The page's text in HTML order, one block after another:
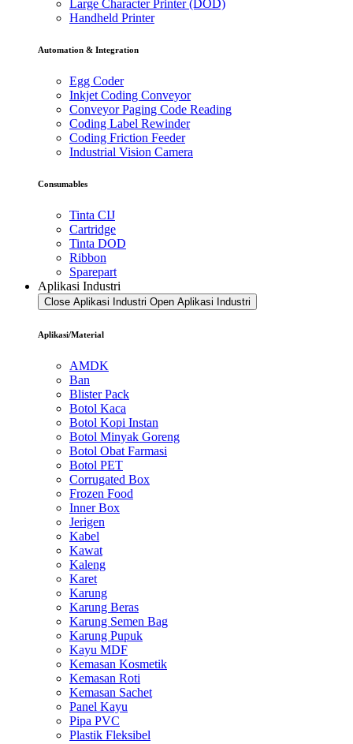
Large Character Printer (DOD)
Handheld Printer
Automation & Integration
Egg Coder
Inkjet Coding Conveyor
Conveyor Paging Code Reading
Coding Label Rewinder
Coding Friction Feeder
Industrial Vision Camera
Consumables
Tinta CIJ
Cartridge
Tinta DOD
Ribbon
Sparepart
Aplikasi Industri
Close Aplikasi Industri Open Aplikasi Industri
Aplikasi/Material
AMDK
Ban
Blister Pack
Botol Kaca
Botol Kopi Instan
Botol Minyak Goreng
Botol Obat Farmasi
Botol PET
Corrugated Box
Frozen Food
Inner Box
Jerigen
Kabel
Kawat
Kaleng
Karet
Karung
Karung Beras
Karung Semen Bag
Karung Pupuk
Kayu MDF
Kemasan Kosmetik
Kemasan Roti
Kemasan Sachet
Panel Kayu
Pipa PVC
Plastik Fleksibel